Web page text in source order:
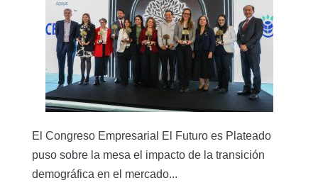
El Congreso Empresarial El Futuro es Plateado
puso sobre la mesa el impacto de la transición
demográfica en el mercado...